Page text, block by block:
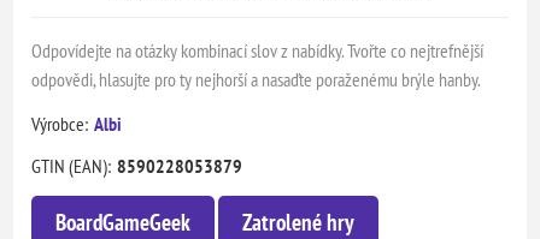
Odpovídejte na otázky kombinací slov z nabídky. Tvořte co nejtrefnější
odpovědi, hlasujte pro ty nejhorší a nasaďte poraženému brýle hanby.
Výrobce: Albi
GTIN (EAN): 8590228053879
BoardGameGeek Zatrolené hry